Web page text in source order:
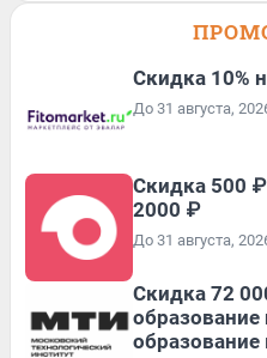
Скидка 10%
До 31 августа,
Скидка 500
2000 ₽
До 31 августа,
Скидка 72
образование
образование